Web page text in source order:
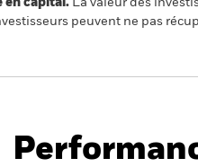
en capital. La valeur des
peuvent ne pas